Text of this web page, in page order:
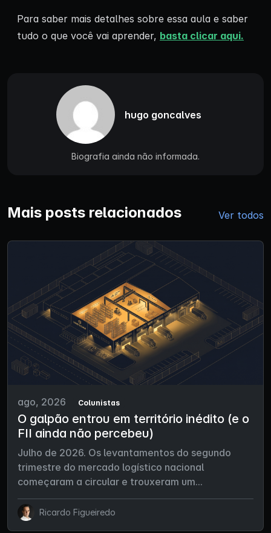
Para saber mais detalhes sobre essa aula e saber
tudo o que você vai aprender, basta clicar aqui.
hugo goncalves
Biografia ainda não informada.
Mais posts relacionados Ver todos
ago, 2026 Colunistas
O galpão entrou em território inédito (e o
FII ainda não percebeu)
Julho de 2026. Os levantamentos do segundo
trimestre do mercado logístico nacional
começaram a circular e trouxeram um...
Ricardo Figueiredo